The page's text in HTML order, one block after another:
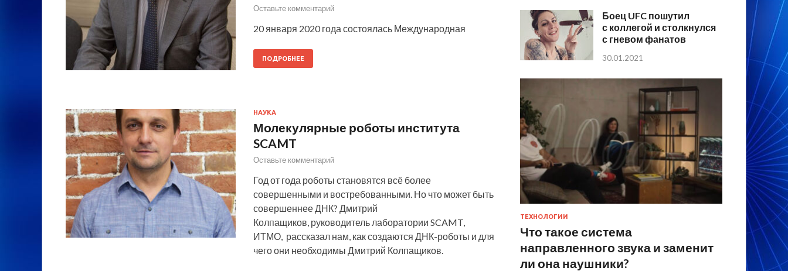
Оставьте комментарий
20 января 2020 года состоялась Международная
ПОДРОБНЕЕ
НАУКА
Молекулярные роботы института
SCAMT
Оставьте комментарий
Год от года роботы становятся всё более
совершенными и востребованными. Но что может быть
совершеннее ДНК? Дмитрий
Колпащиков, руководитель лаборатории SCAMT,
ИТМО, рассказал нам, как создаются ДНК-роботы и для
чего они необходимы Дмитрий Колпащиков.
Боец UFC пошутил
с коллегой и столкнулся
с гневом фанатов
30.01.2021
ТЕХНОЛОГИИ
Что такое система
направленного звука и заменит
ли она наушники?